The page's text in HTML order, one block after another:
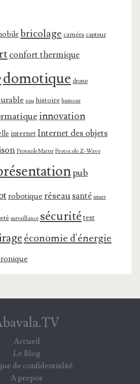
bricolage caméra capteur
confort thermique
domotique drone
eau histoire humour
innovation
internet Internet des objets
Protocole Matter Protocole Z-Wave
pub
robotique réseausanté smart
surveillance sécuritétest
économie d'énergie
Accueil
Le Blog
de confidentialité
A propos